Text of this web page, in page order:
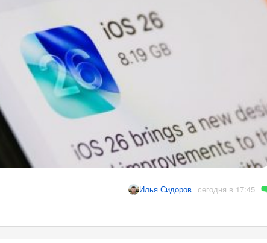
Илья Сидоров сегодня в 17:45